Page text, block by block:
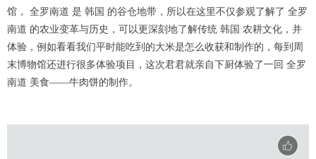
馆， 全罗南道 是 韩国 的谷仓地带，所以在这里不仅参观了解了 全罗
南道 的农业变革与历史，可以更深刻地了解传统 韩国 农耕文化，并
体验，例如看看我们平时能吃到的大米是怎么收获和制作的，每到周
末博物馆还进行很多体验项目，这次君君就亲自下厨体验了一回 全罗
南道 美食——牛肉饼的制作。